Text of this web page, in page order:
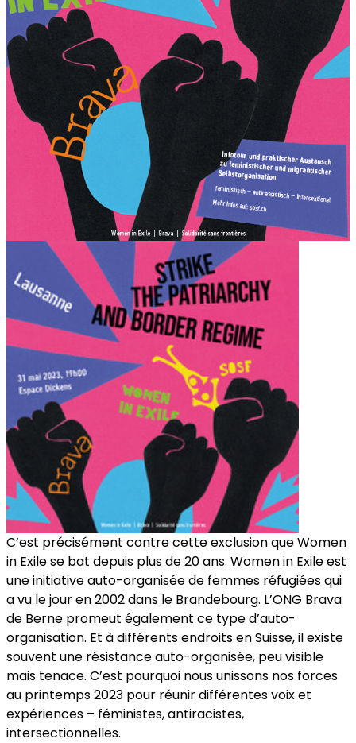
C’est précisément contre cette exclusion que Women
in Exile se bat depuis plus de 20 ans. Women in Exile est
une initiative auto-organisée de femmes réfugiées qui
a vu le jour en 2002 dans le Brandebourg. L’ONG Brava
de Berne promeut également ce type d’auto-
organisation. Et à différents endroits en Suisse, il existe
souvent une résistance auto-organisée, peu visible
mais tenace. C’est pourquoi nous unissons nos forces
au printemps 2023 pour réunir différentes voix et
expériences – féministes, antiracistes,
intersectionnelles.